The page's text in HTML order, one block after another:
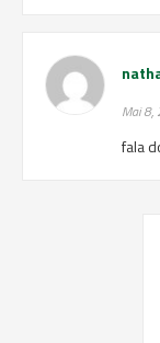
Mai
fala